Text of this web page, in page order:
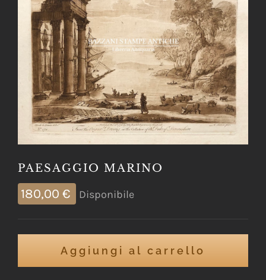
PAESAGGIO MARINO
180,00 € Disponibile
Aggiungi al carrello